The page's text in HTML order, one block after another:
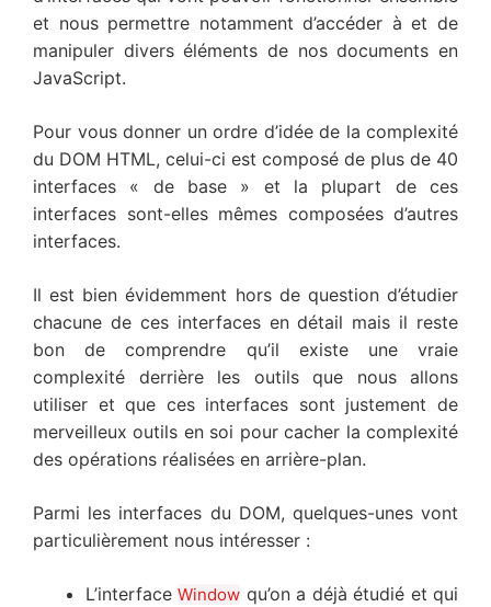
et nous permettre notamment d’accéder à et de
manipuler divers éléments de nos documents en
JavaScript.
Pour vous donner un ordre d’idée de la complexité
du DOM HTML, celui-ci est composé de plus de 40
interfaces « de base » et la plupart de ces
interfaces sont-elles mêmes composées d’autres
interfaces.
Il est bien évidemment hors de question d’étudier
chacune de ces interfaces en détail mais il reste
bon de comprendre qu’il existe une vraie
complexité derrière les outils que nous allons
utiliser et que ces interfaces sont justement de
merveilleux outils en soi pour cacher la complexité
des opérations réalisées en arrière-plan.
Parmi les interfaces du DOM, quelques-unes vont
particulièrement nous intéresser :
L’interfaceWindow qu’on a déjà étudié et qui